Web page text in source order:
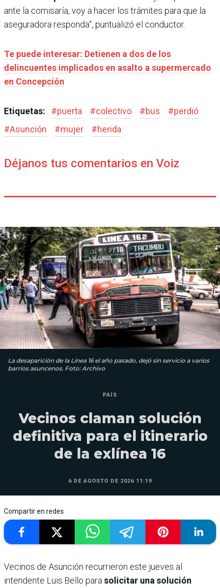
ante la comisaría, voy a hacer los trámites para que la
aseguradora responda”, puntualizó el conductor.
Te puede interesar: Detienen a dos de los
delincuentes implicados en asalto a supermercado
en Concepción
Etiquetas: #puerta #colectivo #bus #perdió
#Asunción #mujer #herida
Déjanos tus comentarios en Voiz
La desaparición de la Línea 16 el año pasado, dejó sin servicio a varios
barrios asuncenos. Foto: Archivo
PAÍS
Vecinos claman solución
definitiva para el itinerario
de la exlínea 16
6 DE AGOSTO DE 2026 11:19
Compartir en redes
Vecinos de Asunción recurrieron este jueves al
intendente Luis Bello para solicitar una solución